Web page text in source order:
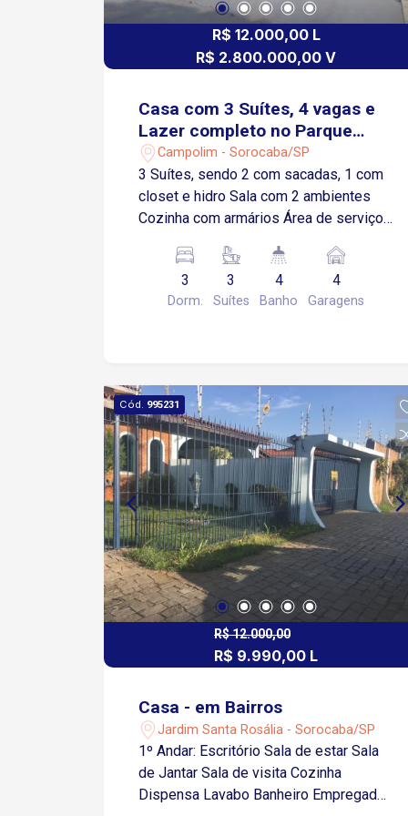
academias, restaurantes e diversos
comércios e serviços
R$ 12.000,00 L
R$ 2.800.000,00 V
Casa com 3 Suítes, 4 vagas e
Lazer completo no Parque
Campolim!
Campolim - Sorocaba/SP
3 Suítes, sendo 2 com sacadas, 1 com
closet e hidro Sala com 2 ambientes
Cozinha com armários Área de serviço
Condomínio Tivoli Park: Portaria 24
horas Ronda motorizada Ampla área
verde Quadra de tênis Quadra de
Privilegiada Fácil acesso à Rod.
Raposo Tavares Próximo à Av. Antônio
Carlos Comitre Região nobre e
valorizada
3
Dorm.
3
Suítes
4
Banho
4
Garagens
Cód. 995231
R$ 12.000,00
R$ 9.990,00 L
Casa - em Bairros
Jardim Santa Rosália - Sorocaba/SP
1º Andar: Escritório Sala de estar Sala
de Jantar Sala de visita Cozinha
Dispensa Lavabo Banheiro Empregada